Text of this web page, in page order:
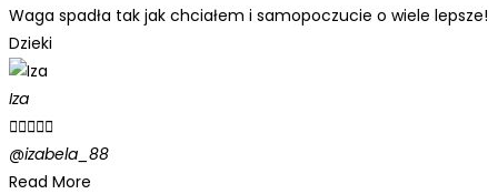
Waga spadła tak jak chciałem i samopoczucie o wiele lepsze!
Dzieki
Iza

@izabela_88
Read More